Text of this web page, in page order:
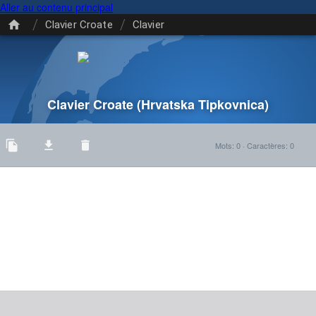
Aller au contenu principal
/ Clavier Croate / Clavier
Clavier Croate(Hrvatska Tipkovnica)
Mots: 0· Caractères: 0